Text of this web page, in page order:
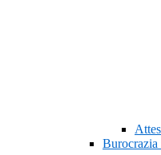
Burocrazia